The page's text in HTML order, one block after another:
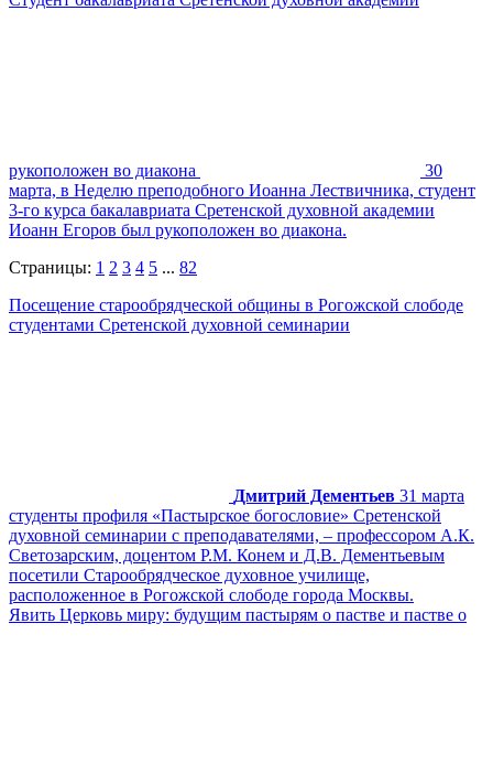
рукоположен во диакона
30
марта, в Неделю преподобного Иоанна Лествичника, студент
3-го курса бакалавриата Сретенской духовной академии
Иоанн Егоров был рукоположен во диакона.
Страницы: 1 2 3 4 5 ... 82
Посещение старообрядческой общины в Рогожской слободе
студентами Сретенской духовной семинарии
Дмитрий Дементьев 31 марта
студенты профиля «Пастырское богословие» Сретенской
духовной семинарии с преподавателями, – профессором А.К.
Светозарским, доцентом Р.М. Конем и Д.В. Дементьевым
посетили Старообрядческое духовное училище,
расположенное в Рогожской слободе города Москвы.
Явить Церковь миру: будущим пастырям о пастве и пастве о